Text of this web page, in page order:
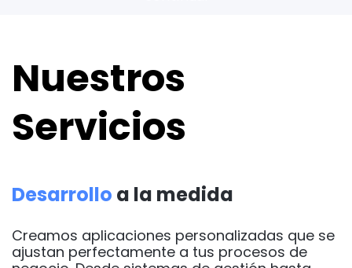
Nuestros
Servicios
Desarrollo a la medida
Creamos aplicaciones personalizadas que se
ajustan perfectamente a tus procesos de